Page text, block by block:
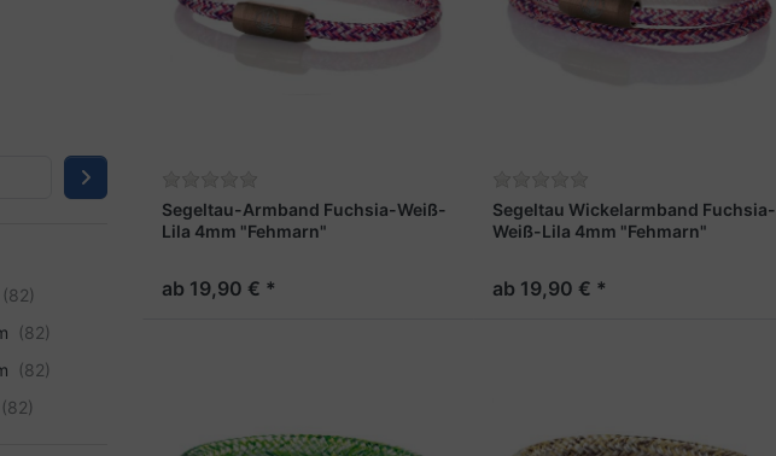
Segeltau-Armband Fuchsia-Weiß-
Lila 4mm "Fehmarn"
ab 19,90 € *
Segeltau Wickelarmband Fuchsia-
Weiß-Lila 4mm "Fehmarn"
ab 19,90 € *